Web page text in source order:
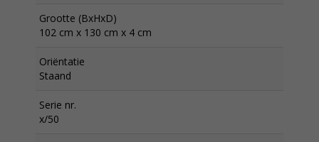
Grootte (BxHxD)
102 cm x 130 cm x 4 cm
Oriëntatie
Staand
Serie nr.
x/50